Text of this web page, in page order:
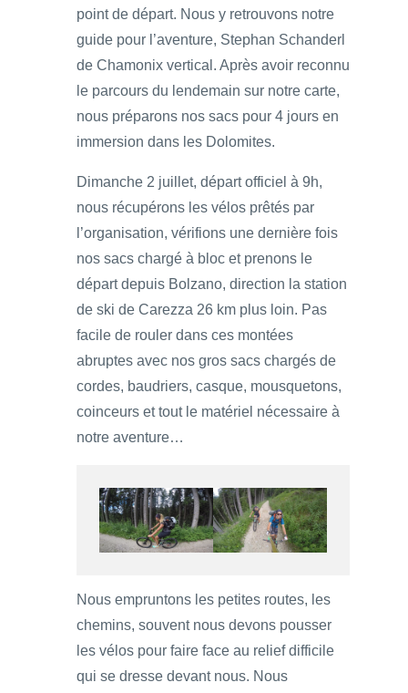
point de départ. Nous y retrouvons notre
guide pour l’aventure, Stephan Schanderl
de Chamonix vertical. Après avoir reconnu
le parcours du lendemain sur notre carte,
nous préparons nos sacs pour 4 jours en
immersion dans les Dolomites.
Dimanche 2 juillet, départ officiel à 9h,
nous récupérons les vélos prêtés par
l’organisation, vérifions une dernière fois
nos sacs chargé à bloc et prenons le
départ depuis Bolzano, direction la station
de ski de Carezza 26 km plus loin. Pas
facile de rouler dans ces montées
abruptes avec nos gros sacs chargés de
cordes, baudriers, casque, mousquetons,
coinceurs et tout le matériel nécessaire à
notre aventure…
Nous empruntons les petites routes, les
chemins, souvent nous devons pousser
les vélos pour faire face au relief difficile
qui se dresse devant nous. Nous